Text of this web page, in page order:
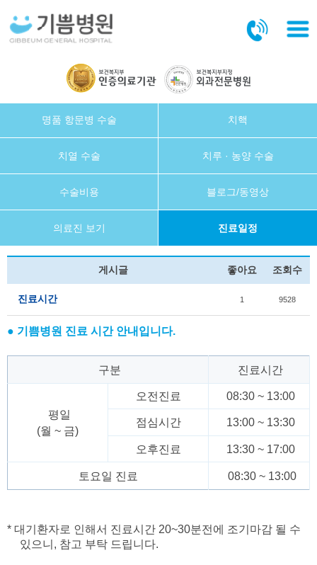
명품 항문병 수술 치핵
치열 수술 치루 · 농양 수술
수술비용 블로그/동영상
의료진 보기 진료일정
게시글 좋아요 조회수
진료시간 1 9528
● 기쁨병원 진료 시간 안내입니다.
구분 진료시간
평일
(월 ~ 금)
오전진료 08:30 ~ 13:00
점심시간 13:00 ~ 13:30
오후진료 13:30 ~ 17:00
토요일 진료 08:30 ~ 13:00
* 대기환자로 인해서 진료시간 20~30분전에 조기마감 될 수
있으니 , 참고 부탁 드립니다.